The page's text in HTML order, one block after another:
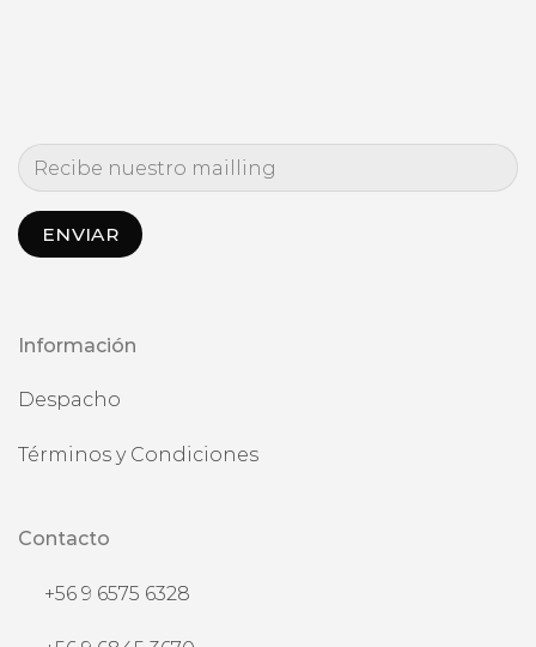
Información
Despacho
Términos y Condiciones
Contacto
+56 9 6575 6328